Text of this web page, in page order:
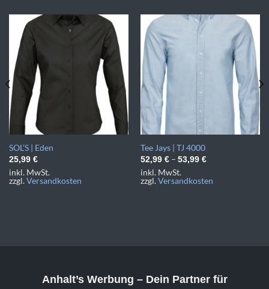
SOL’S | Eden
25,99 €
inkl. MwSt.
zzgl.Versandkosten
Tee Jays | TJ 4000
52,99 €– 53,99 €
inkl. MwSt.
zzgl.Versandkosten
Anhalt’s Werbung – Dein Partner für